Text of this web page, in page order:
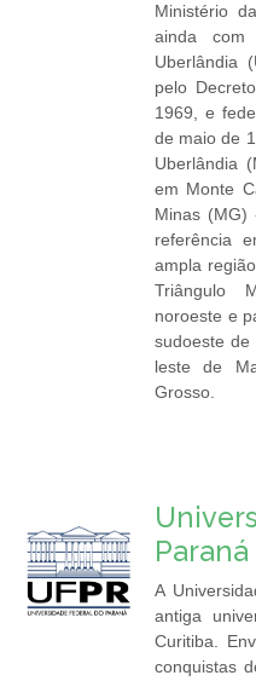
Ministério
ainda
Uberlândia
pelo
1969, e
de maio de
Uberlândia
em Monte
Minas
referência
ampla
Triângulo
noroeste e
sudoeste
leste de
Grosso.
Paraná
A
antiga
Curitiba.
conquistas